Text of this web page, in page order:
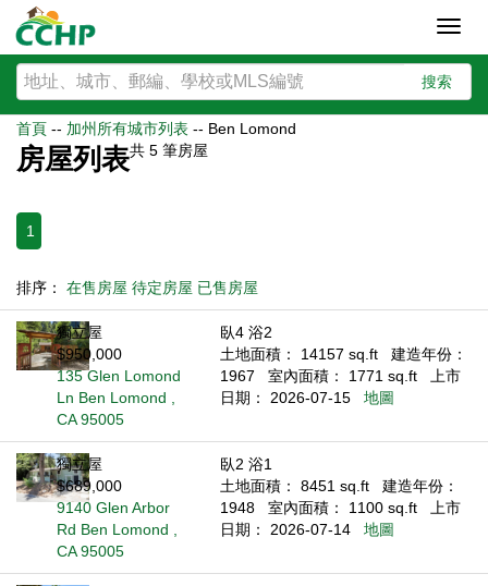
搜索
首頁 -- 加州所有城市列表 -- Ben Lomond
房屋列表共 5 筆房屋
1
排序： 在售房屋 待定房屋 已售房屋
獨立屋
$950,000
135 Glen Lomond
Ln Ben Lomond ,
CA 95005
臥4 浴2
土地面積： 14157 sq.ft
建造年份：
1967
室內面積： 1771 sq.ft
上市
日期： 2026-07-15
地圖
獨立屋
$689,000
9140 Glen Arbor
Rd Ben Lomond ,
CA 95005
臥2 浴1
土地面積： 8451 sq.ft
建造年份：
1948
室內面積： 1100 sq.ft
上市
日期： 2026-07-14
地圖